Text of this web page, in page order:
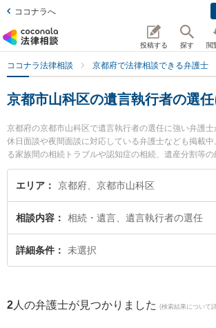
ココナラへ
投稿する 探す 閲
ココナラ法律相談 京都府で法律相談できる弁護士
京都市山科区の遺言執行者の選
京都府の京都市山科区で遺言執行者の選任に強い弁護士
休日面談や夜間面談に対応している弁護士なども掲載
る家族間の相続トラブルや認知症の相続、遺産分割等
み検索もでき便利です。特に山科総合法律事務所の山
法律事務所の樋口 俊介弁護士のプロフィール情報や弁
の実績豊富な近くの弁護士を検索したい』『初回相談無
を法律相談できる京都市山科区内の弁護士に相談予約
相談者さんにおすすめです。
エリア 京都府、京都市山科区
相談内容 相続・遺言、遺言執行者の選任
詳細条件 未選択
2 人の弁護士が見つかりました (検索結果について